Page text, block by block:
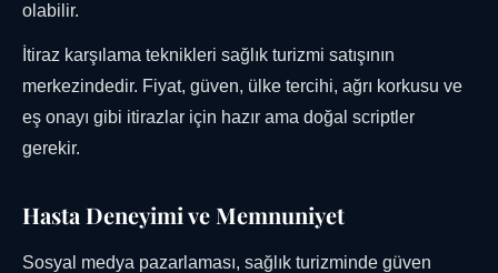
olabilir.
İtiraz karşılama teknikleri sağlık turizmi satışının
merkezindedir. Fiyat, güven, ülke tercihi, ağrı korkusu ve
eş onayı gibi itirazlar için hazır ama doğal scriptler
gerekir.
Hasta Deneyimi ve Memnuniyet
Sosyal medya pazarlaması, sağlık turizminde güven